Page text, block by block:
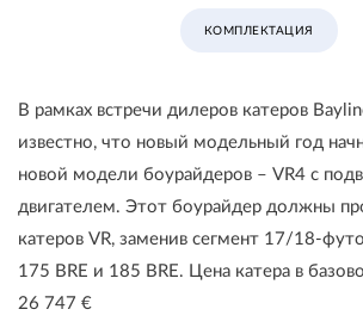
КОМПЛЕКТАЦИЯ
В рамках встречи дилеров катеров
известно, что новый модельный год
новой модели боурайдеров – VR4 с
двигателем. Этот боурайдер должны
катеров VR, заменив сегмент 17/18-
175 BRE и 185 BRE. Цена катера в
26 747 €